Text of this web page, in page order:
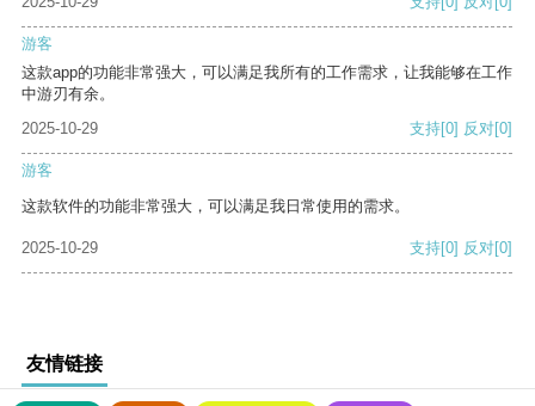
游客
这款app的功能非常强大，可以满足我所有的工作需求，让我能够在工作
中游刃有余。
2025-10-29
支持[0] 反对[0]
游客
这款软件的功能非常强大，可以满足我日常使用的需求。
2025-10-29 支持[0] 反对[0]
友情链接